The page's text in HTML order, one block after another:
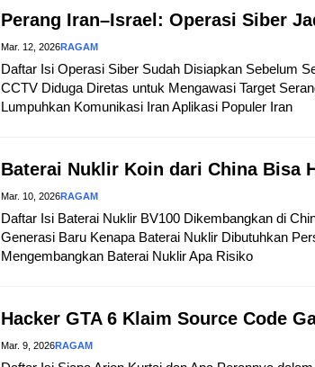
Perang Iran–Israel: Operasi Siber
Mar. 12, 2026RAGAM
Daftar Isi Operasi Siber Sudah Disiapkan Sebelum
CCTV Diduga Diretas untuk Mengawasi Target
Lumpuhkan Komunikasi Iran Aplikasi Populer Iran
Baterai Nuklir Koin dari China Bisa
Mar. 10, 2026RAGAM
Daftar Isi Baterai Nuklir BV100 Dikembangkan di
Generasi Baru Kenapa Baterai Nuklir Dibutuhkan
Mengembangkan Baterai Nuklir Apa Risiko
Hacker GTA 6 Klaim Source Code
Mar. 9, 2026RAGAM